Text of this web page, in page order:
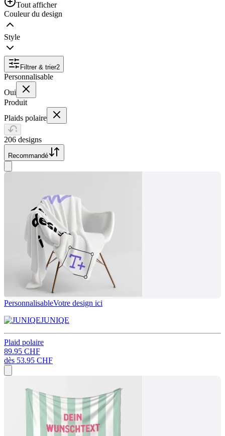
Tout afficher
Couleur du design
Style
Filtrer & trier2
Personnalisable
Oui
Produit
Plaids polaire
206 designs
Recommandé
PersonnalisableVotre design ici
JUNIQE
Plaid polaire
89.95 CHF
dès 53.95 CHF